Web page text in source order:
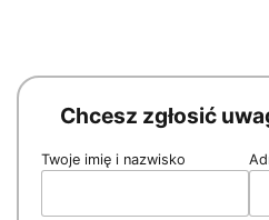
Chcesz zgłosić
Twoje imię i nazwisko